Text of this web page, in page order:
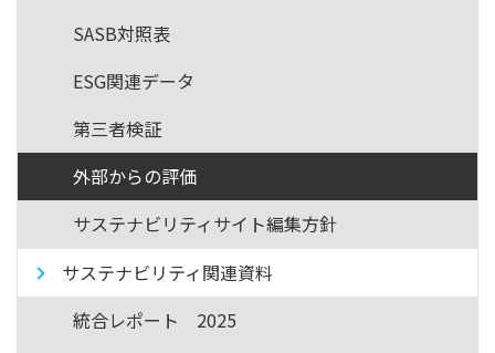
SASB対照表
ESG関連データ
第三者検証
外部からの評価
サステナビリティサイト編集方針
サステナビリティ関連資料
統合レポート 2025